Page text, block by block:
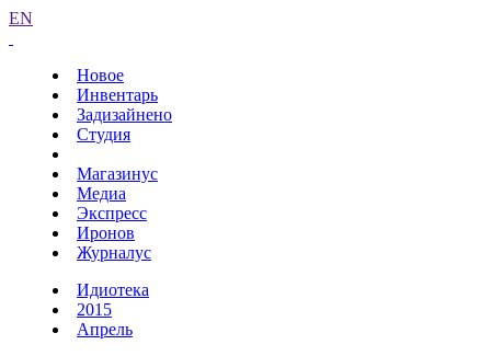
EN
Новое
Инвентарь
Задизайнено
Студия
Магазинус
Медиа
Экспресс
Иронов
Журналус
Идиотека
2015
Апрель